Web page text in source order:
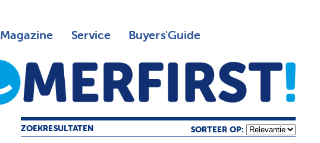
Magazine Service Buyers'Guide
ZOEKRESULTATEN SORTEER OP: